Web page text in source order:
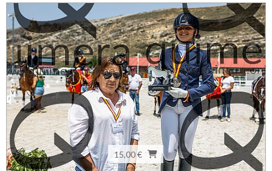
15,00 €